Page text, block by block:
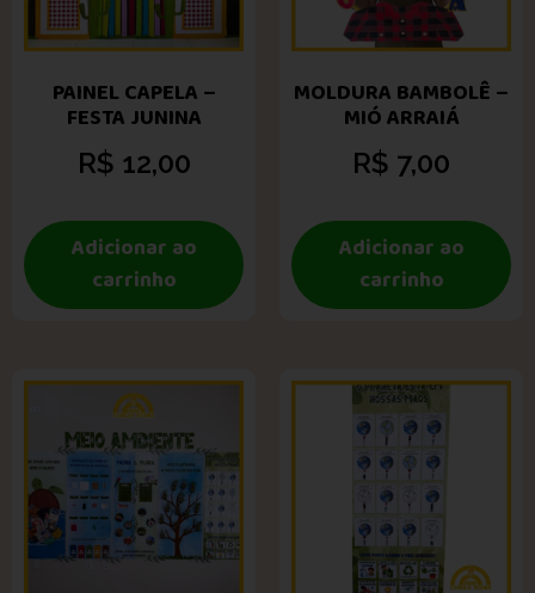
PAINEL CAPELA –
FESTA JUNINA
R$ 12,00
Adicionar ao
carrinho
MOLDURA BAMBOLÊ –
MIÓ ARRAIÁ
R$ 7,00
Adicionar ao
carrinho